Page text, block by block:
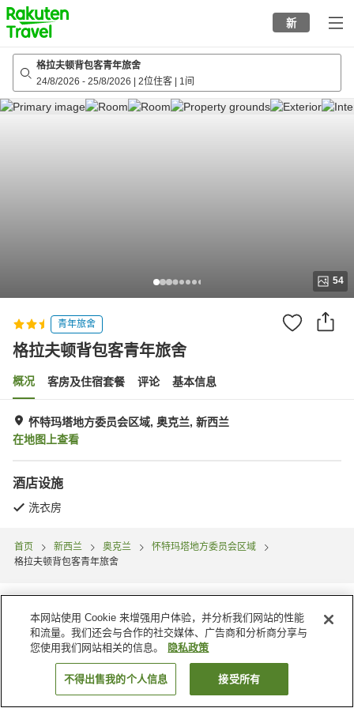
to
top
page
新
格拉夫顿背包客青年旅舍
24/8/2026 - 25/8/2026 2位住客 1间
54
青年旅舍
格拉夫顿背包客青年旅舍
概况 客房及住宿套餐 评论 基本信息
怀特玛塔地方委员会区域, 奥克兰, 新西兰
在地图上查看
酒店设施
洗衣房
首页 新西兰 奥克兰
怀特玛塔地方委员会区域
格拉夫顿背包客青年旅舍
搜索客房
本网站使用 Cookie 来增强用户体验，并分析我们网站的性能
和流量。我们还会与合作的社交媒体、广告商和分析商分享与
您使用我们网站相关的信息。
隐私政策
不得出售我的个人信息 接受所有